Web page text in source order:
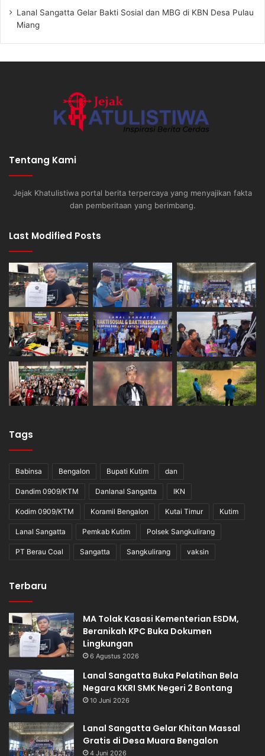
Lanal Sangatta Gelar Bakti Sosial dan MBG di KBN Desa Pulau
Miang
Tentang Kami
Jejak Khatulistiwa portal berita terpercaya yang menyajikan fakta
dan pemberitaan yang berimbang.
Last Modified Posts
Tags
Babinsa Bengalon Bupati Kutim dan
Dandim 0909/KTM Danlanal Sangatta IKN
Kodim 0909/KTM Koramil Bengalon Kutai Timur Kutim
Lanal Sangatta Pemkab Kutim Polsek Sangkulirang
PT Berau Coal Sangatta Sangkulirang vaksin
Terbaru
MA Tolak Kasasi Kementerian ESDM,
Beranikah KPC Buka Dokumen
Lingkungan
6 Agustus 2026
Lanal Sangatta Buka Pelatihan Bela
Negara KKRI SMK Negeri 2 Bontang
10 Juni 2026
Lanal Sangatta Gelar Khitan Massal
Gratis di Desa Muara Bengalon
4 Juni 2026